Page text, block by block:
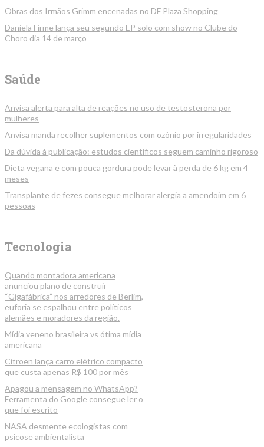
Obras dos Irmãos Grimm encenadas no DF Plaza Shopping
Daniela Firme lança seu segundo EP solo com show no Clube do
Choro dia 14 de março
Saúde
Anvisa alerta para alta de reações no uso de testosterona por
mulheres
Anvisa manda recolher suplementos com ozônio por irregularidades
Da dúvida à publicação: estudos científicos seguem caminho rigoroso
Dieta vegana e com pouca gordura pode levar à perda de 6 kg em 4
meses
Transplante de fezes consegue melhorar alergia a amendoim em 6
pessoas
Tecnologia
Quando montadora americana
anunciou plano de construir
“Gigafábrica” nos arredores de Berlim,
euforia se espalhou entre políticos
alemães e moradores da região.
Mídia veneno brasileira vs ótima mídia
americana
Citroën lança carro elétrico compacto
que custa apenas R$ 100 por mês
Apagou a mensagem no WhatsApp?
Ferramenta do Google consegue ler o
que foi escrito
NASA desmente ecologistas com
psicose ambientalista